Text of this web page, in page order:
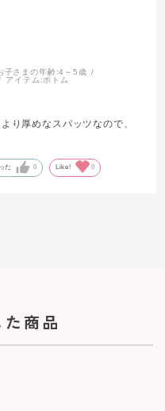
子さまの年齢:4～5歳
アイテム:ボトム
り厚めなスパッツなので、
た 0 Like! 0
商品